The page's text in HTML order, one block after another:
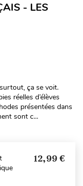
- LES
ça se voit.
réelles d’élèves
présentées dans
sont c...
12,99 €